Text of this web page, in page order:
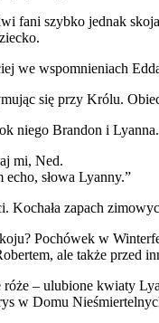
fani szybko jednak
we wspomnieniach
się przy Królu.
niego Brandon i
mi, Ned.
słowa Lyanny.”
Kochała zapach
Pochówek w
ale także przed
– ulubione kwiaty
w Domu